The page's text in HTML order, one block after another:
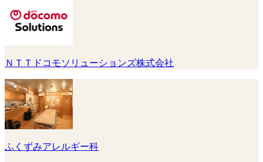
ＮＴＴドコモソリューションズ株式会社
ふくずみアレルギー科